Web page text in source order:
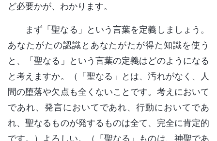
ど必要かが、わかります。
まず「聖なる」という言葉を定義しましょう。
あなたがたの認識とあなたがたが得た知識を使う
と、「聖なる」という言葉の定義はどのようになる
と考えますか。（「聖なる」とは、汚れがなく、人
間の堕落や欠点も全くないことです。考えにおいて
であれ、発言においてであれ、行動においてであ
れ、聖なるものが発するものは全て、完全に肯定的
です。）よろしい。（「聖なる」ものは、神聖であ